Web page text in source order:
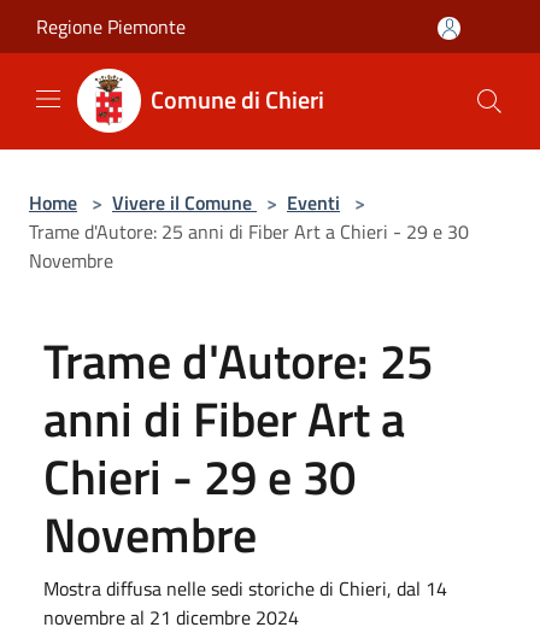
Salta al contenuto principale
Regione Piemonte
Comune di Chieri
Home > Vivere il Comune > Eventi >
Trame d'Autore: 25 anni di Fiber Art a Chieri - 29 e 30
Novembre
Trame d'Autore: 25
anni di Fiber Art a
Chieri - 29 e 30
Novembre
Mostra diffusa nelle sedi storiche di Chieri, dal 14
novembre al 21 dicembre 2024